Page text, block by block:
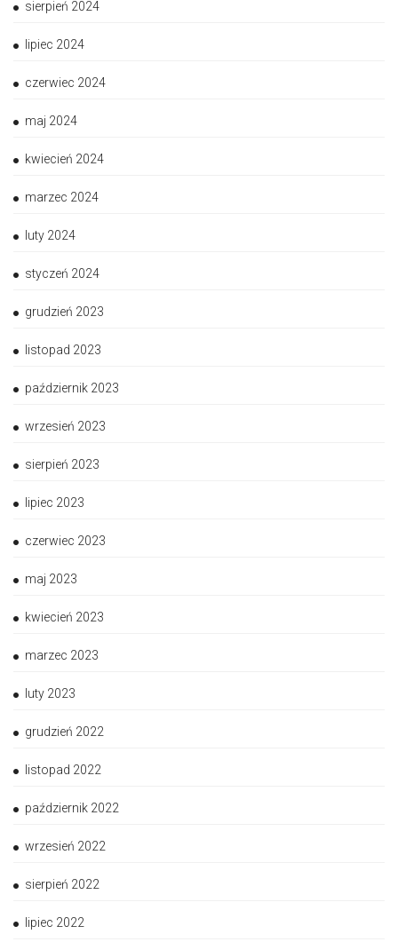
sierpień 2024
lipiec 2024
czerwiec 2024
maj 2024
kwiecień 2024
marzec 2024
luty 2024
styczeń 2024
grudzień 2023
listopad 2023
październik 2023
wrzesień 2023
sierpień 2023
lipiec 2023
czerwiec 2023
maj 2023
kwiecień 2023
marzec 2023
luty 2023
grudzień 2022
listopad 2022
październik 2022
wrzesień 2022
sierpień 2022
lipiec 2022